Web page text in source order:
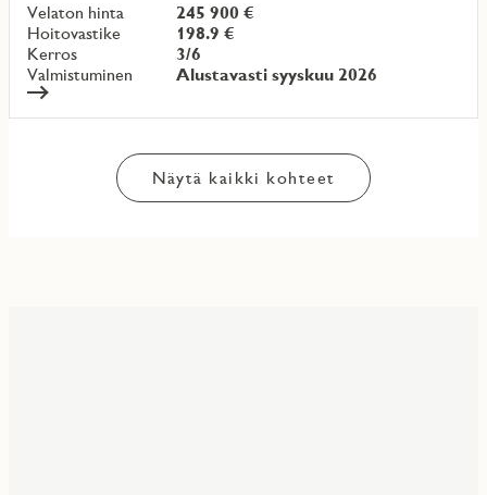
Velaton hinta
245 900 €
Hoitovastike
198.9 €
Kerros
3/6
Valmistuminen
Alustavasti syyskuu 2026
Näytä kaikki kohteet